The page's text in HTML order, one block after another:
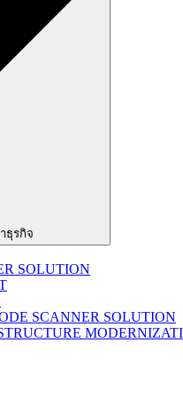
ธุรกิจ
SOLUTION
SCANNER SOLUTION